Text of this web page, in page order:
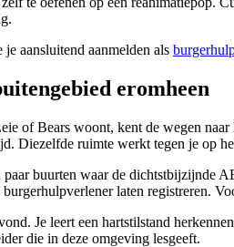
aansluitend aanmelden als
eromheen
of Bears woont, kent de wegen naar
Diezelfde ruimte werkt tegen je op
paar buurten waar de dichtstbijzijnde
laten registreren.
Je leert een hartstilstand
die in deze omgeving lesgeeft.